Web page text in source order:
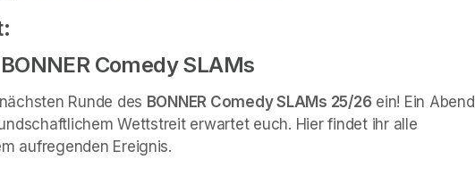
Comedy SLAMs
Runde des BONNER Comedy SLAMs 25/26 ein! Ein Abend
Wettstreit erwartet euch. Hier findet ihr alle
aufregenden Ereignis.